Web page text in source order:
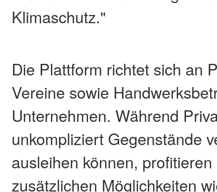
Klimaschutz."
Die Plattform richtet sich an
Vereine sowie
Unternehmen. Während
unkompliziert Gegenstände
ausleihen können,
zusätzlichen Möglichkeiten